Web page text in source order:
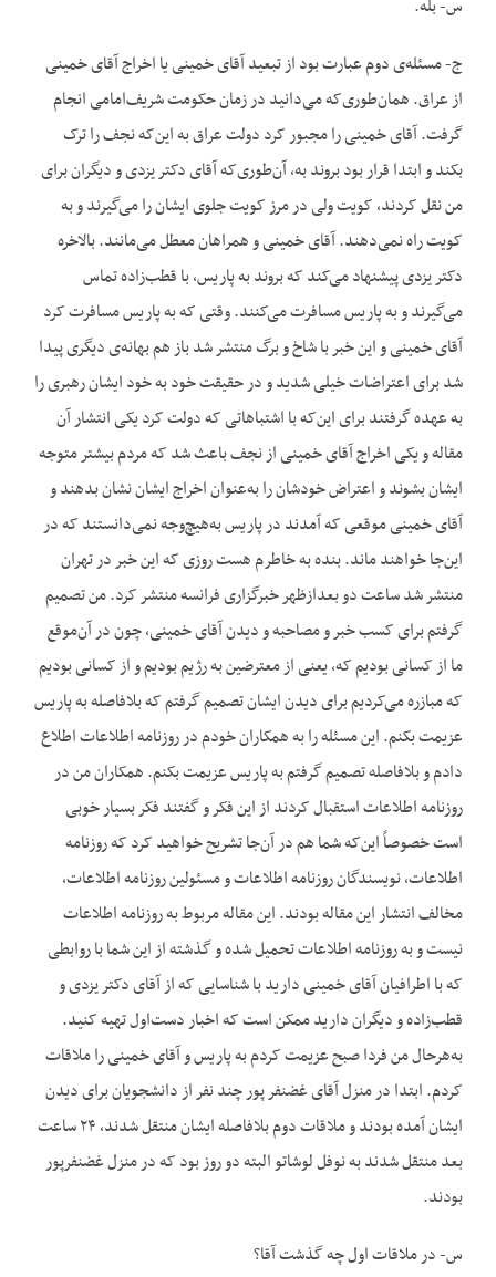
س- بله.
ج- مسئله‌ی دوم عبارت بود از تبعید آقای خمینی یا اخراج آقای خمینی
از عراق. همان‌طوری‌که می‌دانید در زمان حکومت شریف‌امامی انجام
گرفت. آقای خمینی را مجبور کرد دولت عراق به این‌که نجف را ترک
بکند و ابتدا قرار بود بروند به، آن‌طوری‌که آقای دکتر یزدی و دیگران برای
من نقل کردند، کویت ولی در مرز کویت جلوی ایشان را می‌گیرند و به
کویت راه نمی‌دهند. آقای خمینی و همراهان معطل می‌مانند. بالاخره
دکتر یزدی پیشنهاد می‌کند که بروند به پاریس، با قطب‌زاده تماس
می‌گیرند و به پاریس مسافرت می‌کنند. وقتی که به پاریس مسافرت کرد
آقای خمینی و این خبر با شاخ و برگ منتشر شد باز هم بهانه‌ی دیگری پیدا
شد برای اعتراضات خیلی شدید و در حقیقت خود به خود ایشان رهبری را
به عهده گرفتند برای این‌که با اشتباهاتی که دولت کرد یکی انتشار آن
مقاله و یکی اخراج آقای خمینی از نجف باعث شد که مردم بیشتر متوجه
ایشان بشوند و اعتراض خودشان را به‌عنوان اخراج ایشان نشان بدهند و
آقای خمینی موقعی که آمدند در پاریس به‌هیچ‌وجه نمی‌دانستند که در
این‌جا خواهند ماند. بنده به خاطرم هست روزی که این خبر در تهران
منتشر شد ساعت دو بعدازظهر خبرگزاری فرانسه منتشر کرد. من تصمیم
گرفتم برای کسب خبر و مصاحبه و دیدن آقای خمینی، چون در آن‌موقع
ما از کسانی بودیم که، یعنی از معترضین به رژیم بودیم و از کسانی بودیم
که مبازره می‌کردیم برای دیدن ایشان تصمیم گرفتم که بلافاصله به پاریس
عزیمت بکنم. این مسئله را به همکاران خودم در روزنامه اطلاعات اطلاع
دادم و بلافاصله تصمیم گرفتم به پاریس عزیمت بکنم. همکاران من در
روزنامه اطلاعات استقبال کردند از این فکر و گفتند فکر بسیار خوبی
است خصوصاً این‌که شما هم در آن‌جا تشریح خواهید کرد که روزنامه
اطلاعات، نویسندگان روزنامه اطلاعات و مسئولین روزنامه اطلاعات،
مخالف انتشار این مقاله بودند. این مقاله مربوط به روزنامه اطلاعات
نیست و به روزنامه اطلاعات تحمیل شده و گذشته از این شما با روابطی
که با اطرافیان آقای خمینی دارید با شناسایی که از آقای دکتر یزدی و
قطب‌زاده و دیگران دارید ممکن است که اخبار دست‌اول تهیه کنید.
به‌هرحال من فردا صبح عزیمت کردم به پاریس و آقای خمینی را ملاقات
کردم. ابتدا در منزل آقای غضنفر پور چند نفر از دانشجویان برای دیدن
ایشان آمده بودند و ملاقات دوم بلافاصله ایشان منتقل شدند، ۲۴ ساعت
بعد منتقل شدند به نوفل لوشاتو البته دو روز بود که در منزل غضنفرپور
بودند.
س- در ملاقات اول چه گذشت آقا؟